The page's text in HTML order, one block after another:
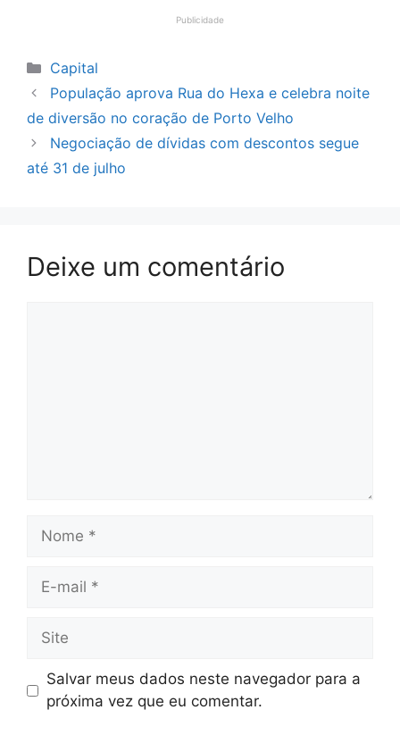
Publicidade
Categorias
Capital
População aprova Rua do Hexa e celebra noite
de diversão no coração de Porto Velho
Negociação de dívidas com descontos segue
até 31 de julho
Deixe um comentário
Nome
Site
Salvar meus dados neste navegador para a
próxima vez que eu comentar.